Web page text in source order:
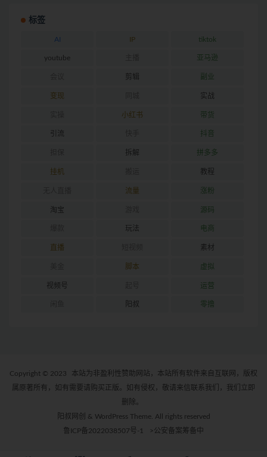
标签
AI IP tiktok
youtube 亚马逊
剪辑 副业
变现 实战
小红书 带货
引流 抖音
拆解 拼多多
挂机 教程
流量 涨粉
淘宝 源码
玩法 电商
直播 素材
脚本 虚拟
视频号 运营
阳叔 零撸
Copyright © 2023
本站为非盈利性赞助网站，本站所有软件来自互联网，版权
属原著所有，如有需要请购买正版。如有侵权，敬请来信联系我们，我们立即
删除。
阳叔网创 & WordPress Theme. All rights reserved
鲁ICP备2022038507号-1
>公安备案筹备中